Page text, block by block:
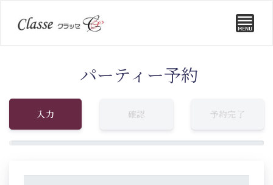
パーティー予約
入力 確認 予約完了